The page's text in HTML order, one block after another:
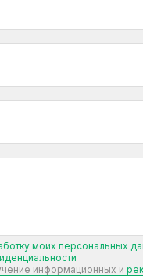
моих персональных
информационных и